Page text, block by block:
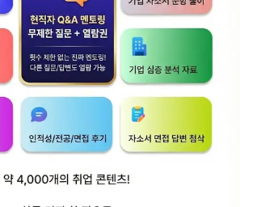
국민카드에 지원하신 직무를 수행하기
(역량 개발*)를 해왔는지 말씀해 주시기
예시 : 교육과정 이수, 자격증 취득,
, 경진대회, 기타 활동 등